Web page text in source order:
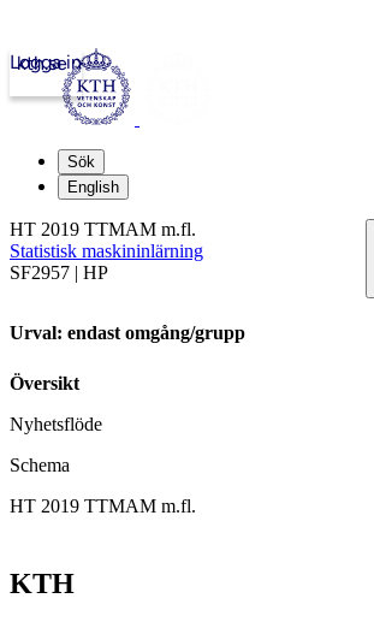
kth.se
Logga in
Sök
English
HT 2019 TTMAM m.fl.
Statistisk maskininlärning
SF2957 | HP
Urval: endast omgång/grupp
Översikt
Nyhetsflöde
Schema
HT 2019 TTMAM m.fl.
KTH